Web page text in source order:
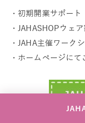
・初期開業サポート
・JAHASHOPウェ
・JAHA主催ワーク
・ホームページにて